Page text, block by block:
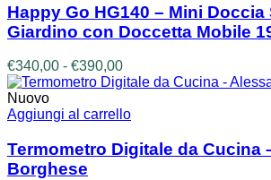
ha
più
varianti.
Le
opzioni
possono
essere
scelte
pagina
del
Happy Go HG140 – Mini Doccia
Giardino con Doccetta Mobile
€340,00 - €390,00Fascia
di
da
a
€390,00
Nuovo
Aggiungi al carrello
Termometro Digitale da Cucina
Borghese